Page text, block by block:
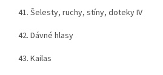
41. Šelesty, ruchy, stíny, doteky IV
42. Dávné hlasy
43. Kailas